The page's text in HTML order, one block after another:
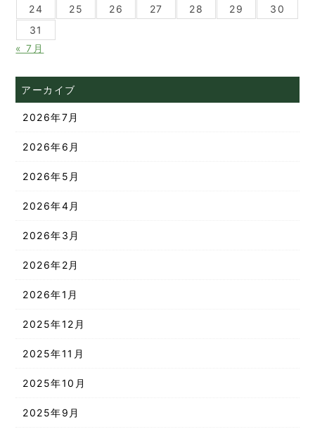
24
25 26 27 28 29
30
31
« 7月
アーカイブ
2026年7月
2026年6月
2026年5月
2026年4月
2026年3月
2026年2月
2026年1月
2025年12月
2025年11月
2025年10月
2025年9月